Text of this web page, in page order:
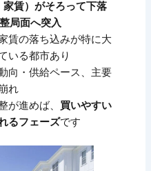
賃）がそろって下落
局面へ突入
賃の落ち込みが特に大
いる都市あり
向・供給ペース、主要
れ
が進めば、 買いやすい
るフェーズです